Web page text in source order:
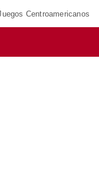
Centroamericanos